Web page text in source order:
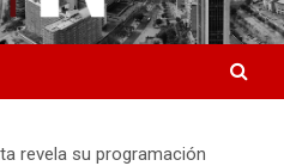
revela su programación